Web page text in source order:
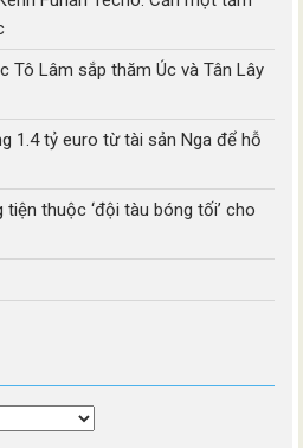
Tô Lâm sắp thăm Úc và Tân Lây
1.4 tỷ euro từ tài sản Nga để hỗ
thuộc ‘đội tàu bóng tối’ cho